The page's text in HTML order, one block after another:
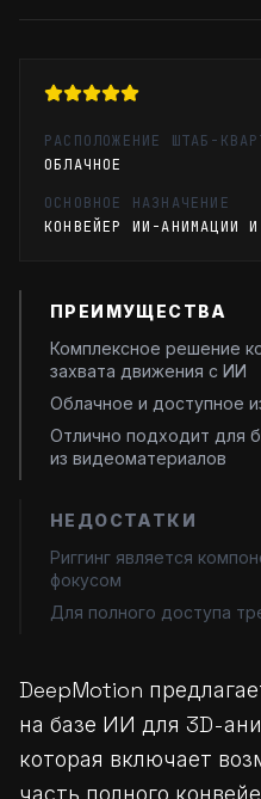
РАСПОЛОЖЕНИЕ ШТАБ-
ОБЛАЧНОЕ
ОСНОВНОЕ НАЗНАЧЕНИЕ
КОНВЕЙЕР ИИ-АНИМАЦИИ
ПРЕИМУЩЕСТВА
Комплексное решение
захвата движения с ИИ
Облачное и доступное
Отлично подходит для
из видеоматериалов
НЕДОСТАТКИ
Риггинг является
фокусом
Для полного доступа
DeepMotion
на базе ИИ для 3D-
которая включает